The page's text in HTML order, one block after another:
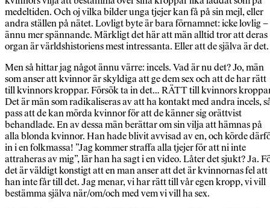
medeltiden. Och oj vilka bilder unga tjejer kan få på sin mejl, eller
andra ställen på nätet. Lovligt byte är bara förnamnet: icke lovlig –
ännu mer spännande. Märkligt det här att män alltid tror att deras
organ är världshistoriens mest intressanta. Eller att de själva är det.
Men så hittar jag något ännu värre: incels. Vad är nu det? Jo, män
som anser att kvinnor är skyldiga att ge dem sex och att de har rätt
till kvinnors kroppar. Försök ta in det… RÄTT till kvinnors
Det är män som radikaliseras av att ha kontakt med andra incels,
pass att de kan mörda kvinnor för att de känner sig orättvist
behandlade. En av dessa män berättar om sin vilja att hämnas på
alla blonda kvinnor. Han hade blivit avvisad av en, och körde
in i en folkmassa! ”Jag kommer straffa alla tjejer för att ni inte
attraheras av mig”, lär han ha sagt i en video. Låter det sjukt? Ja.
det är väldigt konstigt att en man anser att det är kvinnornas fel att
han inte får till det. Jag menar, vi har rätt till vår egen kropp, vi vill
bestämma själva när/om/och med vem vi vill ha sex.